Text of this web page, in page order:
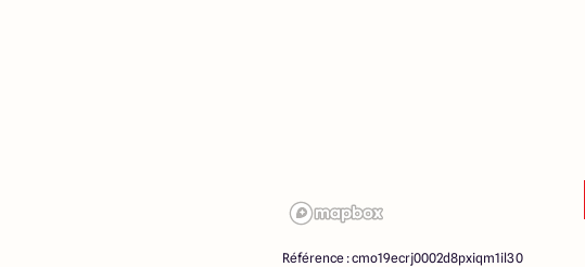
Référence : cmo19ecrj0002d8pxiqm1il30